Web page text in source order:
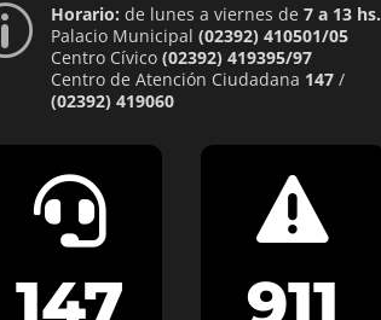
Horario: de lunes a viernes de 7 a 13 hs.
Palacio Municipal (02392) 410501/05
Centro Cívico (02392) 419395/97
Centro de Atención Ciudadana 147/
(02392) 419060

147

911